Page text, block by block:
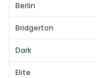
Berlin
Bridgerton
Dark
Elite